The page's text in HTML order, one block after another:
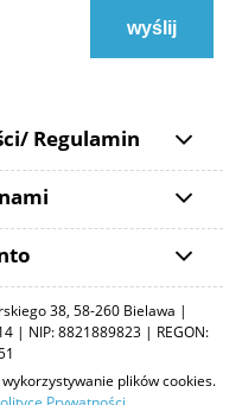
wyślij
Regulamin
38, 58-260 Bielawa |
| NIP: 8821889823 | REGON:
plików cookies.